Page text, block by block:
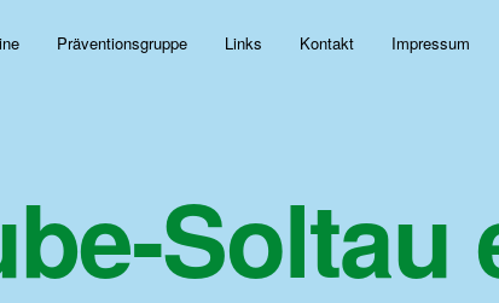
Präventionsgruppe Links Kontakt Impressum
Soltau